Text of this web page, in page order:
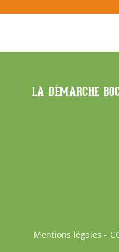
LA DÉMARCHE
Mentions légales